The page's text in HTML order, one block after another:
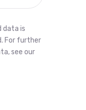
data is
For further
see our